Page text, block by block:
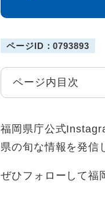
ページID：0793893
ページ内目次
福岡県庁公式
県の旬な情報を発信
ぜひフォローして福